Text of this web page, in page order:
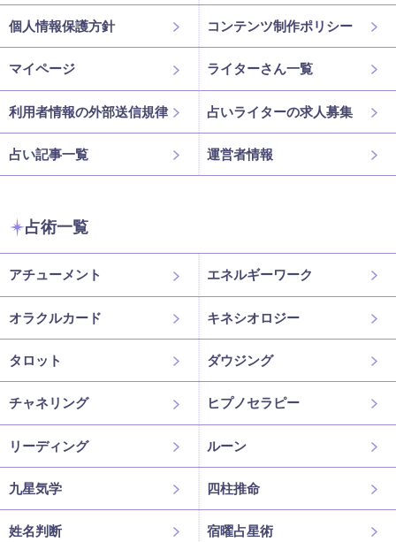
個人情報保護方針 コンテンツ制作ポリシー
マイページ ライターさん一覧
利用者情報の外部送信規律 占いライターの求人募集
占い記事一覧 運営者情報
占術一覧
アチューメント エネルギーワーク
オラクルカード キネシオロジー
タロット ダウジング
チャネリング ヒプノセラピー
リーディング ルーン
九星気学 四柱推命
姓名判断 宿曜占星術